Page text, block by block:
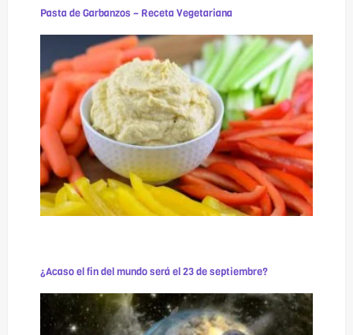
Pasta de Garbanzos – Receta Vegetariana
¿Acaso el fin del mundo será el 23 de septiembre?